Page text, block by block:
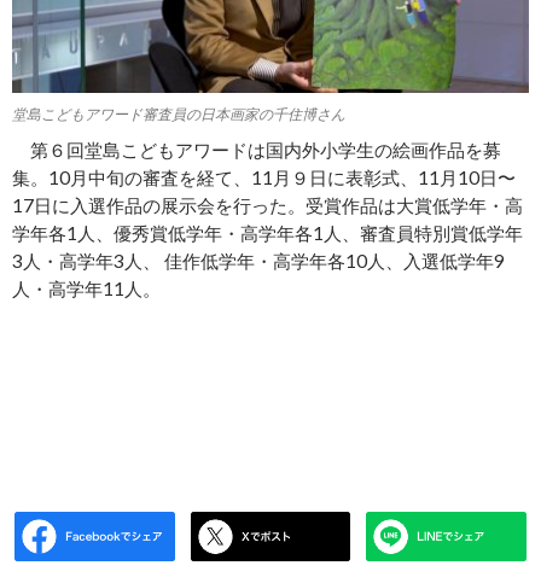
堂島こどもアワード審査員の日本画家の千住博さん
第６回堂島こどもアワードは国内外小学生の絵画作品を募
集。10月中旬の審査を経て、11月９日に表彰式、11月10日〜
17日に入選作品の展示会を行った。受賞作品は大賞低学年・高
学年各1人、優秀賞低学年・高学年各1人、審査員特別賞低学年
3人・高学年3人、 佳作低学年・高学年各10人、入選低学年9
人・高学年11人。